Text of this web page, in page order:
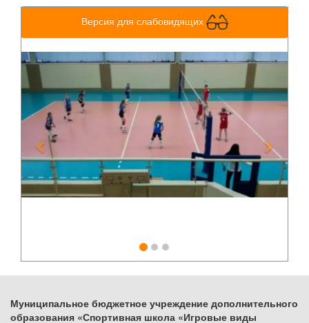
Версия для слабовидящих
Previous Next
Муниципальное бюджетное учреждение дополнительного
образования «Спортивная школа «Игровые виды